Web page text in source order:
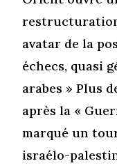
avatar de la
échecs, quasi
arabes » Plus
après la «
marqué un
israélo-